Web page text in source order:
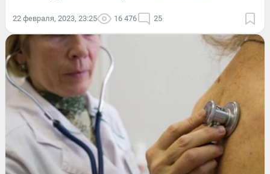
22 февраля, 2023, 23:25 16 476 25